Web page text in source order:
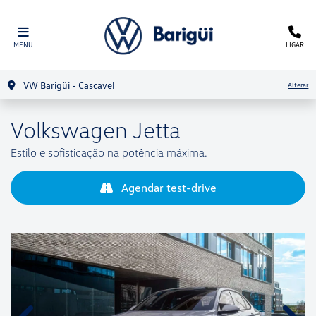
MENU LIGAR
VW Barigüi - Cascavel Alterar
Volkswagen Jetta
Estilo e sofisticação na potência máxima.
Agendar test-drive